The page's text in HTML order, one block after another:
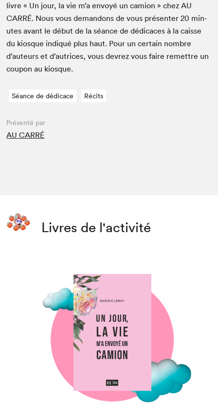
livre « Un jour, la vie m’a envoyé un camion » chezAU
CAR­RÉ. Nous vous deman­dons de vous présen­ter20 min­
utes avant le début de la séance de dédi­caces à la caisse
du kiosque indiqué plus haut. Pour un cer­tain nom­bre
d’auteurs et d’autrices, vous devrez vous faire remet­tre un
coupon au kiosque.
Séance de dédicace Récits
Présenté par
AU CARRÉ
Livres de l'activité